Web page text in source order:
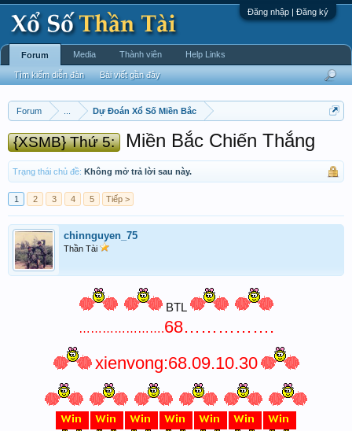
Đăng nhập | Đăng ký
Forum Dự Đoán Xổ Số Miền Bắc
{XSMB} Thứ 5: Miền Bắc Chiến Thắng
Trạng thái chủ đề: Không mở trả lời sau này.
1 2 3 4 5 Tiếp >
chinnguyen_75
Thần Tài
BTL
………………….68…………….
xienvong:68.09.10.30
Forum
Tìm kiếm diễn đàn Bài viết gần đây
Media Thành viên Help Links